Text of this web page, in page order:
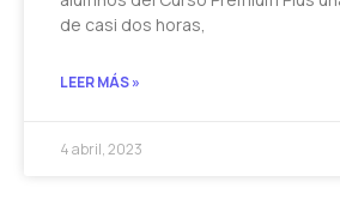
de casi dos horas,
LEER MÁS »
4 abril, 2023